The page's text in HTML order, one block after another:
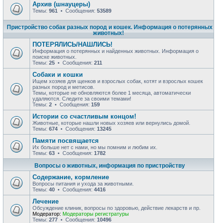
Архив (шнауцеры)
Темы: 961 • Сообщения: 53589
Пристройство собак разных пород и кошек. Информация о потерянных
животных!
ПОТЕРЯЛИСЬ/НАШЛИСЬ!
Информация о потерянных и найденных животных. Информация о
поиске животных.
Темы: 25 • Сообщения: 211
Собаки и кошки
Ищем хозяев для щенков и взрослых собак, котят и взрослых кошек
разных пород и метисов.
Темы, которые не обновляются более 1 месяца, автоматически
удаляются. Следите за своими темами!
Темы: 2 • Сообщения: 159
Истории со счастливым концом!
Животные, которые нашли новых хозяев или вернулись домой.
Темы: 674 • Сообщения: 13245
Памяти посвящается
Их больше нет с нами, но мы помним и любим их.
Темы: 63 • Сообщения: 1782
Вопросы о животных, информация по пристройству
Содержание, кормление
Вопросы питания и ухода за животными.
Темы: 40 • Сообщения: 4416
Лечение
Обсуждение клиник, вопросы по здоровью, действие лекарств и пр.
Модератор: Модераторы регистратуры
Темы: 277 • Сообщения: 10496